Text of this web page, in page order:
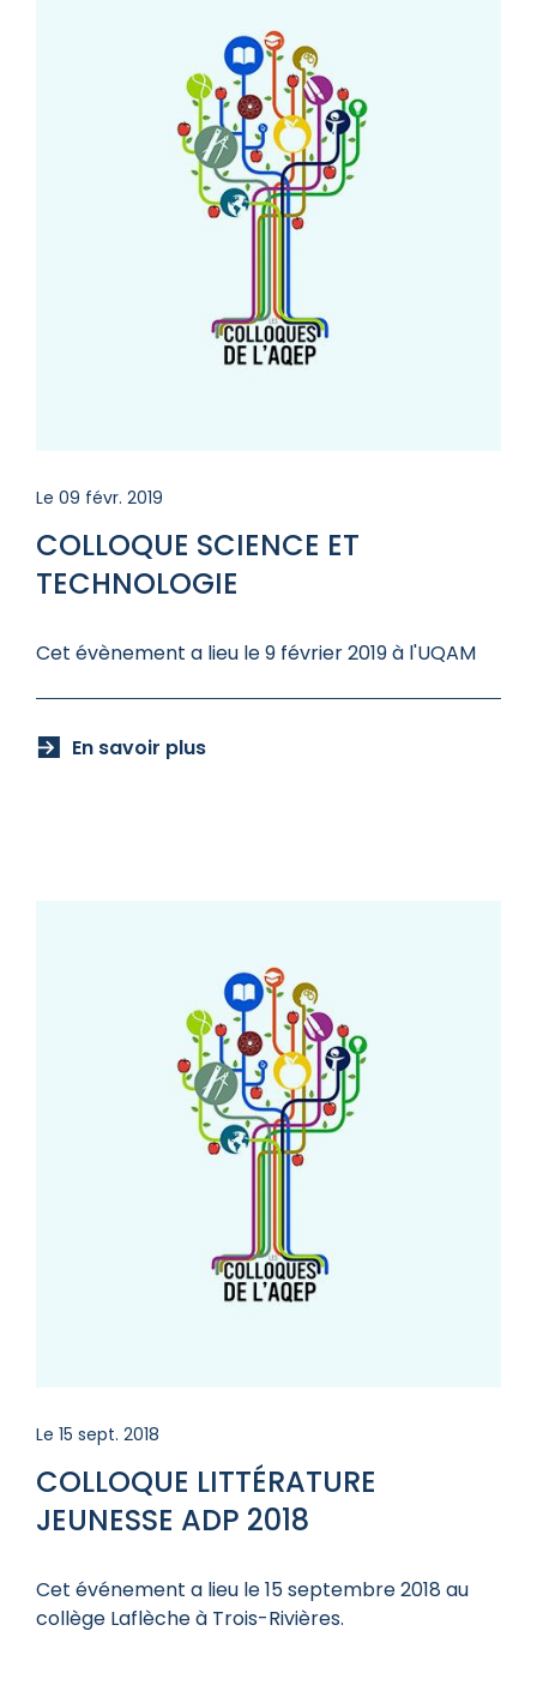
COLLOQUE SCIENCE ET
TECHNOLOGIE
Le 09 févr. 2019
Cet évènement a lieu le 9 février 2019 à l'UQAM
En savoir plus
COLLOQUE LITTÉRATURE
JEUNESSE ADP 2018
Le 15 sept. 2018
Cet événement a lieu le 15 septembre 2018 au
collège Laflèche à Trois-Rivières.